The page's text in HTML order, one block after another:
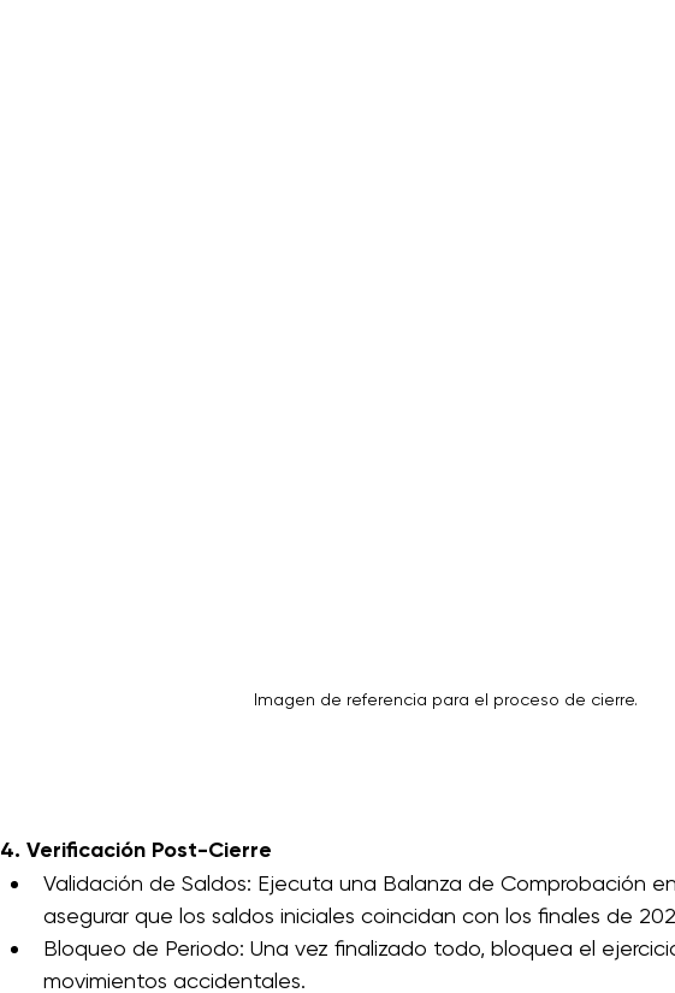
Imagen de referencia para el proceso de cierre.
4. Verificación Post-Cierre
Validación de Saldos: Ejecuta una Balanza de Comprobación
asegurar que los saldos iniciales coincidan con los finales de
Bloqueo de Periodo: Una vez finalizado todo, bloquea el
movimientos accidentales.